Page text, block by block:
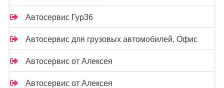
Автосервис Гур36
Автосервис для грузовых автомобилей, Офис
Автосервис от Алексея
Автосервис от Алексея